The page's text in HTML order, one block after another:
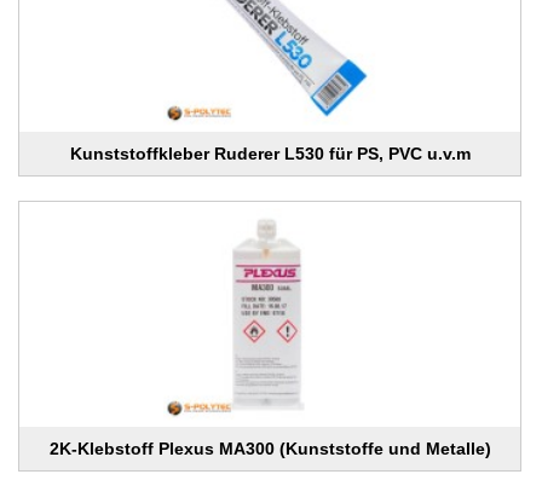
Kunststoffkleber Ruderer L530 für PS, PVC u.v.m
2K-Klebstoff Plexus MA300 (Kunststoffe und Metalle)